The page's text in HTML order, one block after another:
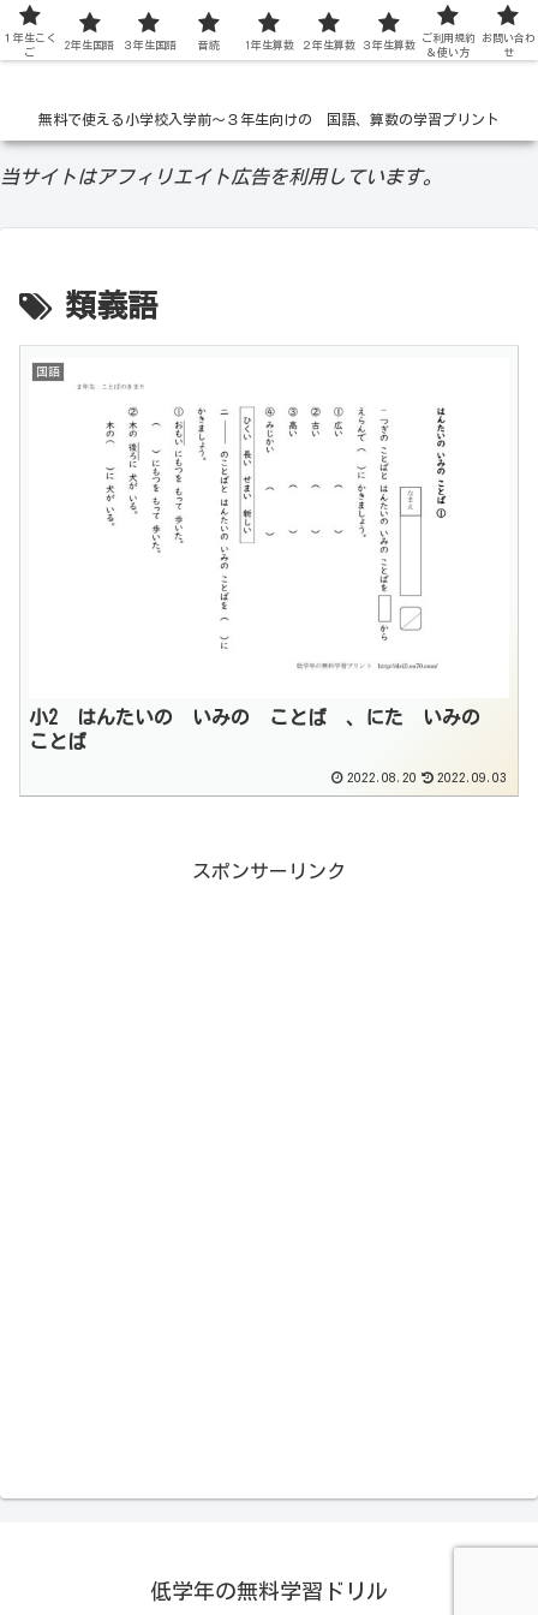
低学年の無料学習ドリル
無料で使える小学校入学前〜３年生向けの 国語、算数の学習プリント
当サイトはアフィリエイト広告を利用しています。
類義語
国語
小2 はんたいの いみの ことば 、にた いみの
ことば
2022.08.20 2022.09.03
スポンサーリンク
低学年の無料学習ドリル
１年生こく
ご
2年生国語 ３年生国語 音読 1年生算数 ２年生算数 ３年生算数
ご利用規約
＆使い方
お問い合わ
せ